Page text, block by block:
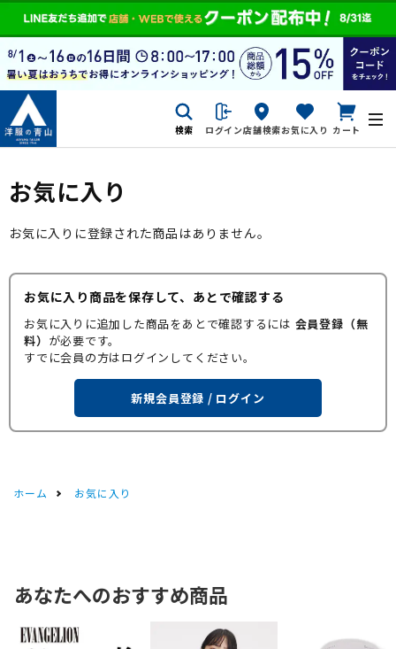
検索 ログイン店舗検索お気に入り カート
お気に入り
お気に入りに登録された商品はありません。
お気に入り商品を保存して、あとで確認する
お気に入りに追加した商品をあとで確認するには 会員登録（無
料） が必要です。
すでに会員の方はログインしてください。
新規会員登録 / ログイン
ホーム お気に入り